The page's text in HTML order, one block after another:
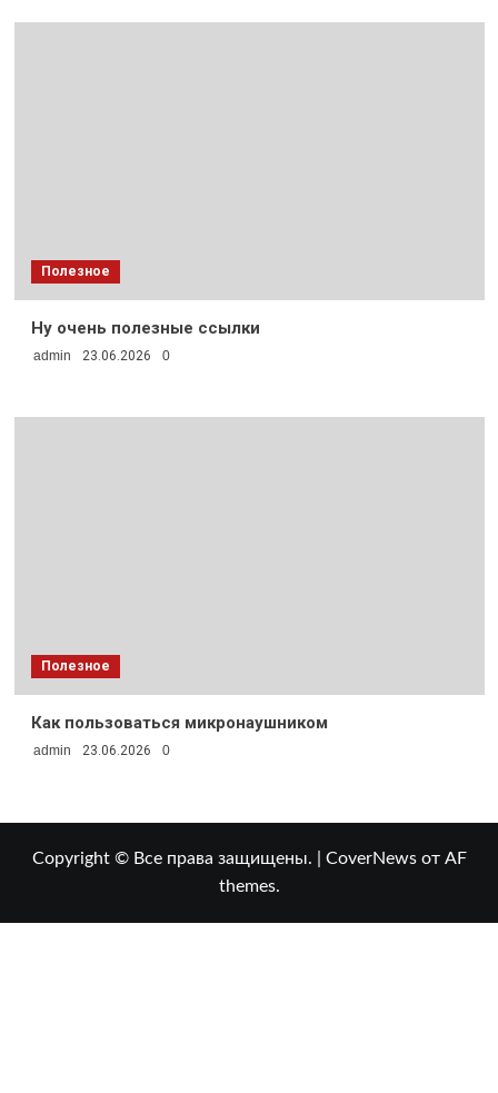
Полезное
Ну очень полезные ссылки
admin 23.06.2026 0
Полезное
Как пользоваться микронаушником
admin 23.06.2026 0
Copyright © Все права защищены. CoverNewsот AF
themes.